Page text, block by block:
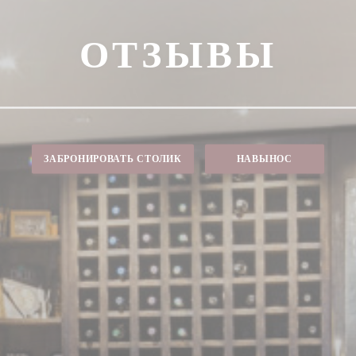
ОТЗЫВЫ
ЗАБРОНИРОВАТЬ СТОЛИК НАВЫНОС